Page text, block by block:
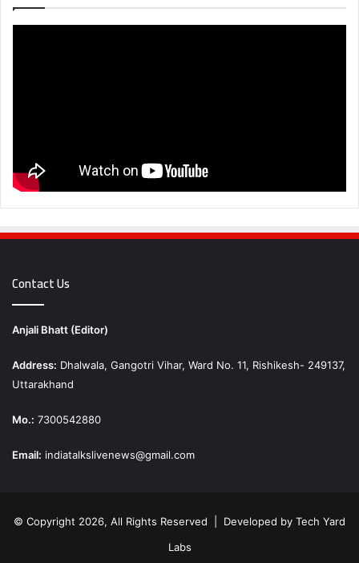
Contact Us
Anjali Bhatt (Editor)
Address: Dhalwala, Gangotri Vihar, Ward No. 11, Rishikesh- 249137,
Uttarakhand
Mo.: 7300542880
Email: indiatalkslivenews@gmail.com
© Copyright 2026, All Rights Reserved | Developed by Tech Yard
Labs